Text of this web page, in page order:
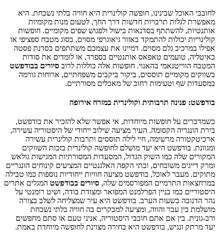
לחובבי האוכל שבינינו, חופשה קולינרית היא חוויה בלתי נשכחת. היא
מאפשרת לגלות תרבויות חדשות דרך החך, לטעום מנות מקומיות
אותנטיות, להשתתף בסדנאות בישול ולפגוש שפים מקומיים. חופשות
קולינריות יכולות להתמקד באזור גיאוגרפי מסוים, בסוג מטבח ספציפי או
אפילו במרכיב גלם מסוים. דמיינו את עצמכם משתתפים בסדנת פסטה
באיטליה, טועמים טאפאס אותנטיים בספרד, או לומדים את סודות
המטבח הווייטנאמי בהאנוי. חופשות אלה כוללות לרוב סיורים בבודפשט
בשווקים מקומיים תוססים, ביקור ביקבים משפחתיים, ארוחות גורמה
במסעדות שף וטעימות רחוב של מאכלים מסורתיים.
בודפשט: פנינה תרבותית וקולינרית במזרח אירופה
כשמדברים על חופשות מיוחדות, אי אפשר שלא להזכיר את בודפשט,
בירת הונגריה הקסומה. העיר מציעה שילוב ייחודי של היסטוריה עשירה,
ארכיטקטורה מרשימה, חיי לילה תוססים ותרבות קולינרית עשירה
ומגוונת. בודפשט היא יעד מושלם לחופשה קולינרית בזכות השווקים
המקורים שלה כמו השוק הגדול, המסעדות המסורתיות המגישות גולאש
ומרק דייגים משובחים, ובתי הקפה האלגנטיים המציעים קינוחים הונגריים
מתוקים. מעבר לאוכל, בודפשט מציעה חוויות ייחודיות נוספות כמו טבילה
במרחצאות התרמיים המפורסמים שלה, סיורים בבודפשט המגלים אתרים
היסטוריים כמו בניין הפרלמנט המפואר ומצודת בודה, ושיט רומנטי על
נהר הדנובה בשעות הערב. בודפשט היא עיר שמצליחה לשלב בצורה
מושלמת בין עבר והווה, ומציעה למבקרים בה חוויה בלתי נשכחת
ורב-גונית. בין אם אתם חובבי היסטוריה, אניני טעם או סתם מחפשים
יעד מרתק ונגיש, בודפשט היא בחירה מצוינת לחופשה מיוחדת באמת.